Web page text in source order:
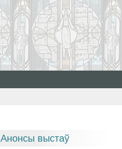
Анонсы выстаў